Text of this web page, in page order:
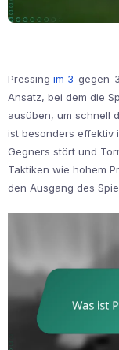
Pressing im 3-gegen-
Ansatz, bei dem die
ausüben, um schnell
ist besonders effektiv
Gegners stört und
Taktiken wie hohem
den Ausgang des